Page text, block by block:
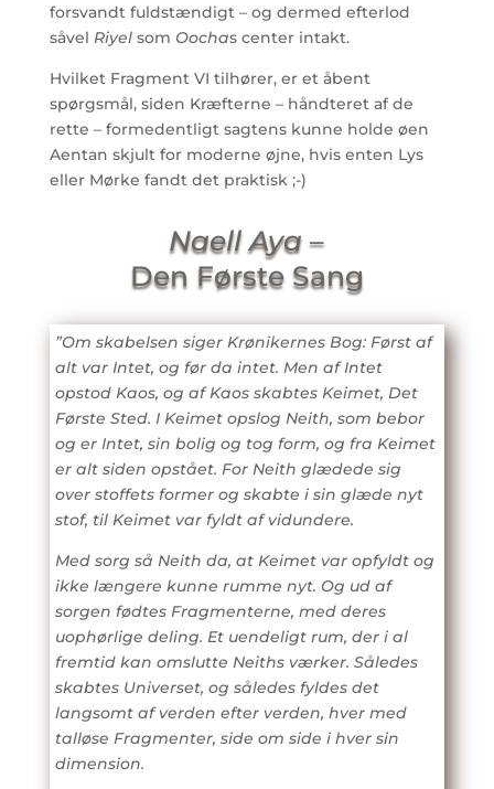
forsvandt fuldstændigt – og dermed efterlod
såvel Riyelsom Oochas center intakt.
Hvilket Fragment VI tilhører, er et åbent
spørgsmål, siden Kræfterne – håndteret af de
rette – formedentligt sagtens kunne holde øen
Aentan skjult for moderne øjne, hvis enten Lys
eller Mørke fandt det praktisk ;-)
Naell Aya –
Den Første Sang
”Om skabelsen siger Krønikernes Bog: Først af
alt var Intet, og før da intet. Men af Intet
opstod Kaos, og af Kaos skabtes Keimet, Det
Første Sted. I Keimet opslog Neith, som bebor
og er Intet, sin bolig og tog form, og fra Keimet
er alt siden opstået. For Neith glædede sig
over stoffets former og skabte i sin glæde nyt
stof, til Keimet var fyldt af vidundere.
Med sorg så Neith da, at Keimet var opfyldt og
ikke længere kunne rumme nyt. Og ud af
sorgen fødtes Fragmenterne, med deres
uophørlige deling. Et uendeligt rum, der i al
fremtid kan omslutte Neiths værker. Således
skabtes Universet, og således fyldes det
langsomt af verden efter verden, hver med
talløse Fragmenter, side om side i hver sin
dimension.